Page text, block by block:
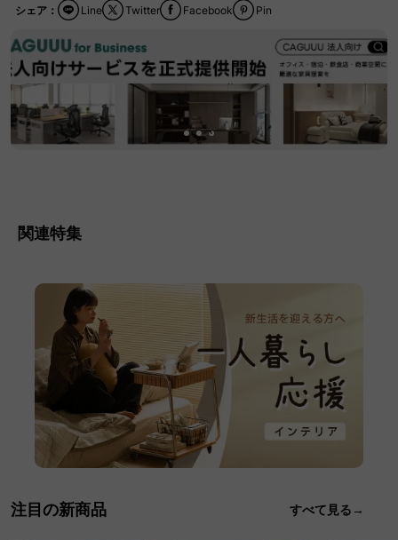
シェア： Facebook
Twitter Pin
Line
関連特集
注目の新商品 すべて見る→